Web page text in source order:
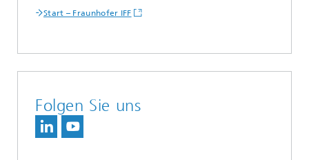
Start – Fraunhofer IFF
Folgen Sie uns